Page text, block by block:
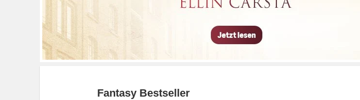
Fantasy Bestseller